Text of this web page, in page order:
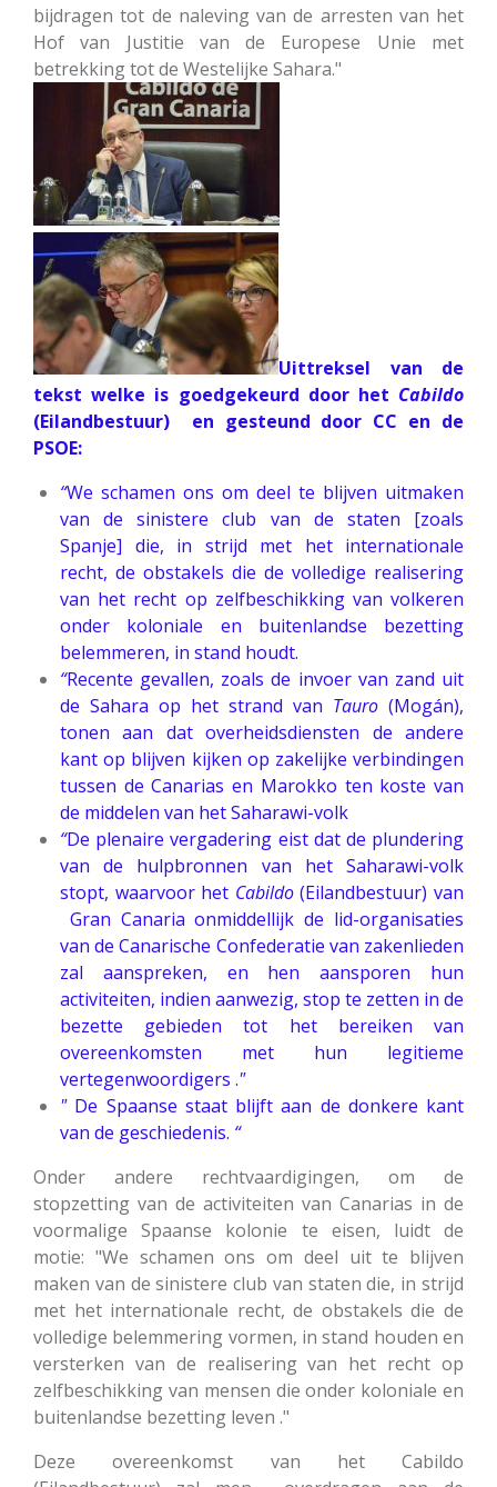
bijdragen tot de naleving van de arresten van het
Hof van Justitie van de Europese Unie met
betrekking tot de Westelijke Sahara."
Uittreksel van de
tekst welke is goedgekeurd door het Cabildo
(Eilandbestuur) en gesteund door CC en de
PSOE:
“We schamen ons om deel te blijven uitmaken
van de sinistere club van de staten [zoals
Spanje] die, in strijd met het internationale
recht, de obstakels die de volledige realisering
van het recht op zelfbeschikking van volkeren
onder koloniale en buitenlandse bezetting
belemmeren, in stand houdt.
“Recente gevallen, zoals de invoer van zand uit
de Sahara op het strand van Tauro (Mogán),
tonen aan dat overheidsdiensten de andere
kant op blijven kijken op zakelijke verbindingen
tussen de Canarias en Marokko ten koste van
de middelen van het Saharawi-volk
“De plenaire vergadering eist dat de plundering
van de hulpbronnen van het Saharawi-volk
stopt, waarvoor het Cabildo(Eilandbestuur) van
Gran Canaria onmiddellijk de lid-organisaties
van de Canarische Confederatie van zakenlieden
zal aanspreken, en hen aansporen hun
activiteiten, indien aanwezig, stop te zetten in de
bezette gebieden tot het bereiken van
overeenkomsten met hun legitieme
vertegenwoordigers ."
"De Spaanse staat blijft aan de donkere kant
van de geschiedenis. “
Onder andere rechtvaardigingen, om de
stopzetting van de activiteiten van Canarias in de
voormalige Spaanse kolonie te eisen, luidt de
motie: "We schamen ons om deel uit te blijven
maken van de sinistere club van staten die, in strijd
met het internationale recht, de obstakels die de
volledige belemmering vormen, in stand houden en
versterken van de realisering van het recht op
zelfbeschikking van mensen die onder koloniale en
buitenlandse bezetting leven ."
Deze overeenkomst van het Cabildo